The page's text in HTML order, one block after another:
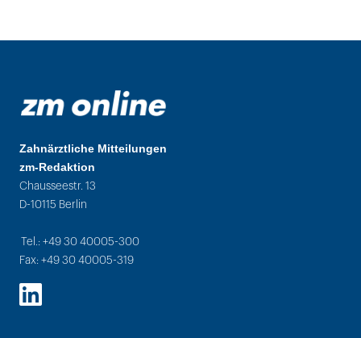
Zahnärztliche Mitteilungen
zm-Redaktion
Chausseestr. 13
D-10115 Berlin
Tel.: +49 30 40005-300
Fax: +49 30 40005-319
LinkedIn